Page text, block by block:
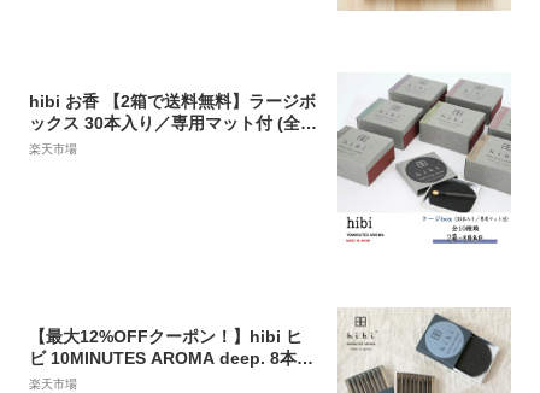
hibi お香 【2箱で送料無料】ラージボ
ックス 30本入り／専用マット付 (全1
0種）
楽天市場
【最大12%OFFクーポン！】hibi ヒ
ビ 10MINUTES AROMA deep. 8本入
専用マット付 お香 神戸マッチ | アロ
楽天市場